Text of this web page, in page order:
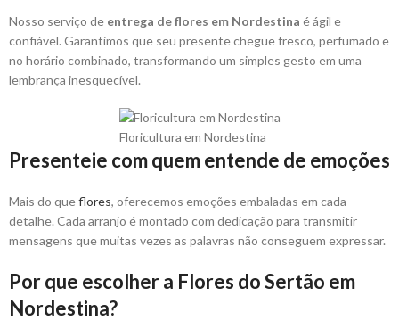
Nosso serviço de entrega de flores em Nordestina é ágil e
confiável. Garantimos que seu presente chegue fresco, perfumado e
no horário combinado, transformando um simples gesto em uma
lembrança inesquecível.
Floricultura em Nordestina
Presenteie com quem entende de emoções
Mais do queflores, oferecemos emoções embaladas em cada
detalhe. Cada arranjo é montado com dedicação para transmitir
mensagens que muitas vezes as palavras não conseguem expressar.
Por que escolher a Flores do Sertão em
Nordestina?